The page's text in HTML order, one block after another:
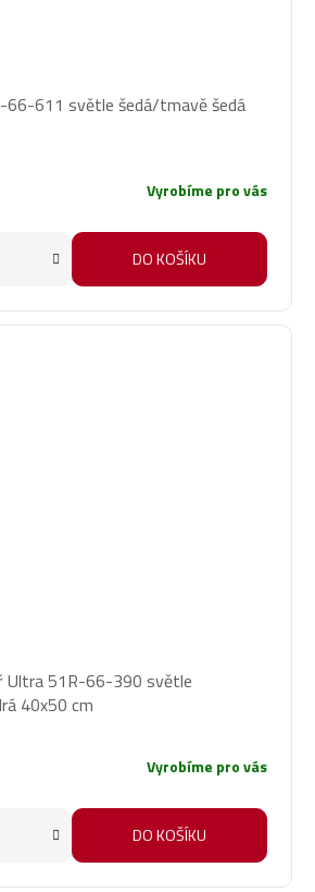
66-611 světle šedá/tmavě šedá
Vyrobíme pro vás
DO KOŠÍKU
Ultra 51R-66-390 světle
40x50 cm
Vyrobíme pro vás
DO KOŠÍKU